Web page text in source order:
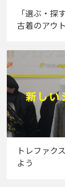
「選ぶ・探
古着のアウ
トレファク
よう